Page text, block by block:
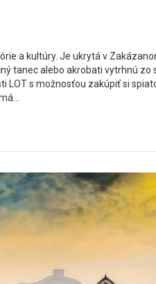
a kultúry. Je ukrytá v
tanec alebo akrobati vytrhnú zo
LOT s možnosťou zakúpiť si